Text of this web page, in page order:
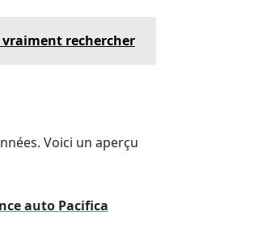
vraiment rechercher
Voici un aperçu
auto Pacifica